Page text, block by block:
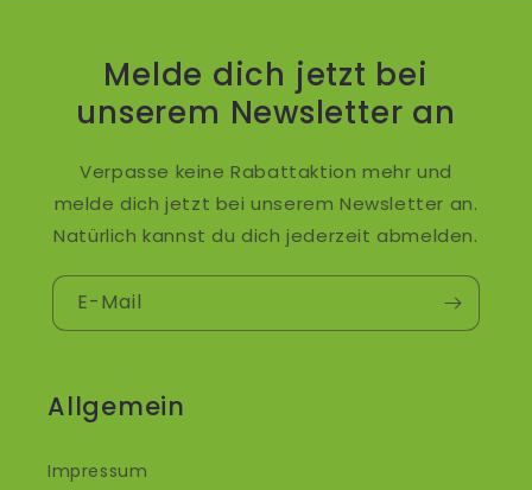
Melde dich jetzt bei
unserem Newsletter an
Verpasse keine Rabattaktion mehr und
melde dich jetzt bei unserem Newsletter an.
Natürlich kannst du dich jederzeit abmelden.
E-Mail
Allgemein
Impressum